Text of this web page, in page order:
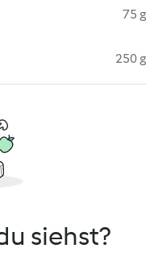
75 g
250 g
siehst?